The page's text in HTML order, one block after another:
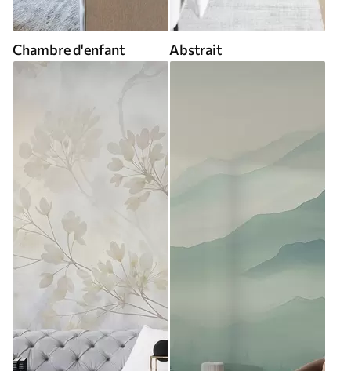
Chambre d'enfant Abstrait